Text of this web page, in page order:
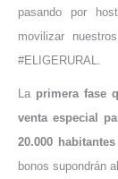
pasando por
movilizar
#ELIGERURAL.
La primera fase
venta especial
20.000
bonos supondrán